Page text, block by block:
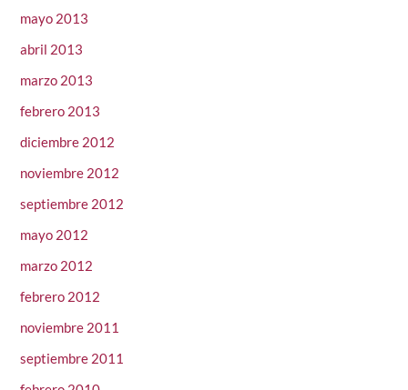
mayo 2013
abril 2013
marzo 2013
febrero 2013
diciembre 2012
noviembre 2012
septiembre 2012
mayo 2012
marzo 2012
febrero 2012
noviembre 2011
septiembre 2011